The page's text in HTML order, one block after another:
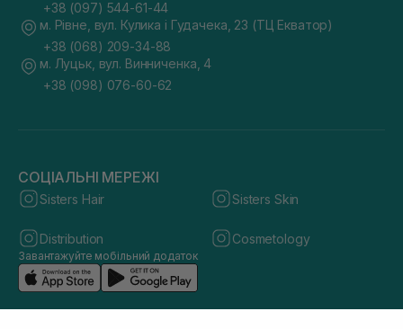
+38 (097) 544-61-44
м. Рівне, вул. Кулика і Гудачека, 23 (ТЦ Екватор)
+38 (068) 209-34-88
м. Луцьк, вул. Винниченка, 4
+38 (098) 076-60-62
СОЦІАЛЬНІ МЕРЕЖІ
Sisters Hair Sisters Skin
Distribution Cosmetology
Завантажуйте мобільний додаток